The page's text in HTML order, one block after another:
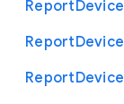
ReportDevice
ReportDevice
ReportDevice